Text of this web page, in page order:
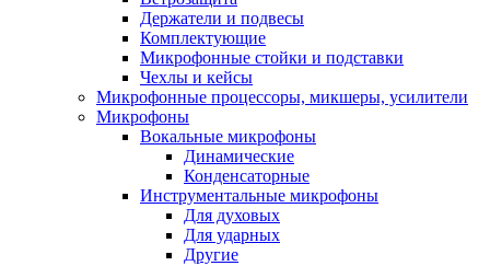
Держатели и подвесы
Комплектующие
Микрофонные стойки и подставки
Чехлы и кейсы
Микрофонные процессоры, микшеры, усилители
Микрофоны
Вокальные микрофоны
Динамические
Конденсаторные
Инструментальные микрофоны
Для духовых
Для ударных
Другие